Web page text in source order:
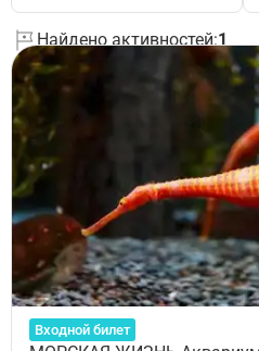
Найдено активностей:1
Входной билет